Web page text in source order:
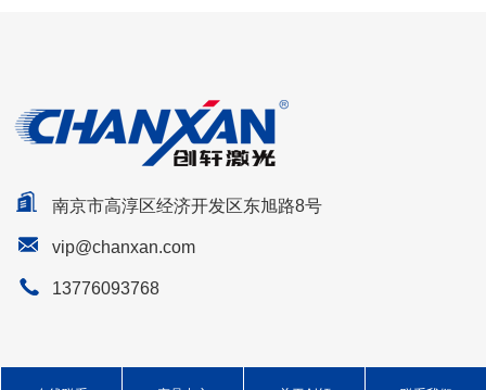
南京市高淳区经济开发区东旭路8号
vip@chanxan.com
13776093768